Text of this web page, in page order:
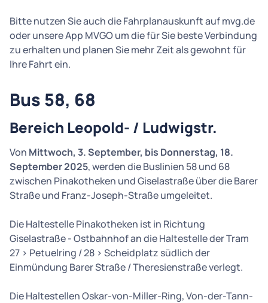
Bitte nutzen Sie auch die Fahrplanauskunft auf mvg.de
oder unsere App MVGO um die für Sie beste Verbindung
zu erhalten und planen Sie mehr Zeit als gewohnt für
Ihre Fahrt ein.
Bus 58, 68
Bereich Leopold- / Ludwigstr.
Von Mittwoch, 3. September, bis Donnerstag, 18.
September 2025, werden die Buslinien 58 und 68
zwischen Pinakotheken und Giselastraße über die Barer
Straße und Franz-Joseph-Straße umgeleitet.
Die Haltestelle Pinakotheken ist in Richtung
Giselastraße - Ostbahnhof an die Haltestelle der Tram
27 > Petuelring / 28 > Scheidplatz südlich der
Einmündung Barer Straße / Theresienstraße verlegt.
Die Haltestellen Oskar-von-Miller-Ring, Von-der-Tann-